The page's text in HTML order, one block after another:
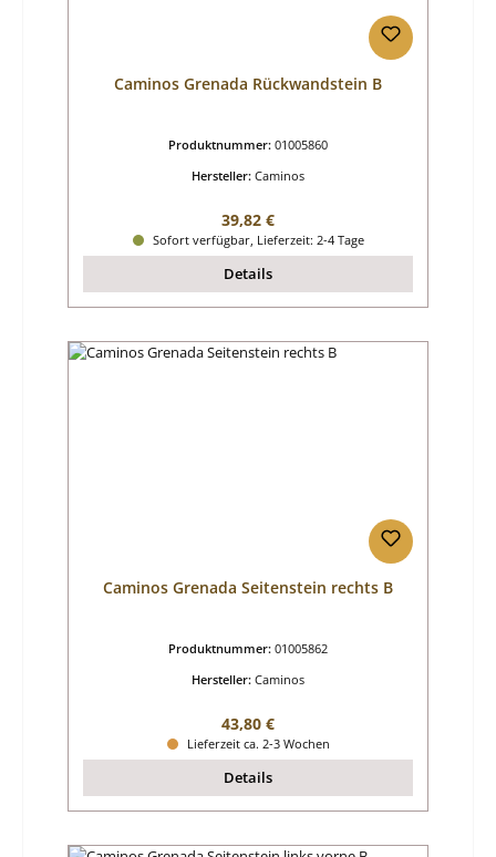
Caminos Grenada Rückwandstein B
Produktnummer: 01005860
Hersteller: Caminos
Regulärer Preis:
39,82 €
Sofort verfügbar, Lieferzeit: 2-4 Tage
Details
Caminos Grenada Seitenstein rechts B
Produktnummer: 01005862
Hersteller: Caminos
Regulärer Preis:
43,80 €
Lieferzeit ca. 2-3 Wochen
Details